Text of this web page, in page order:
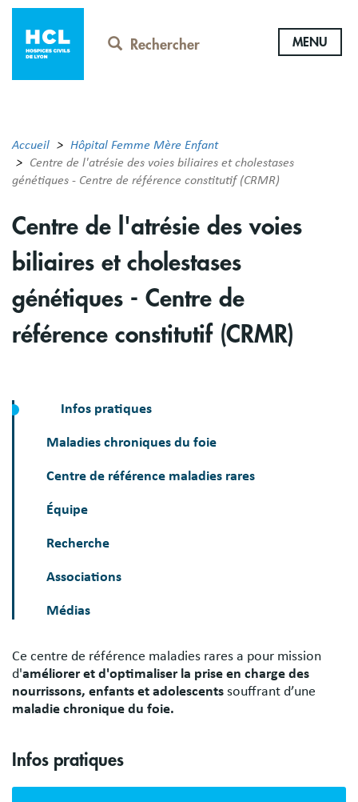
Aller
contenu
principal
Rechercher MENU
Accueil
Hôpital Femme Mère Enfant
Centre de l'atrésie des voies biliaires et cholestases
génétiques - Centre de référence constitutif (CRMR)
Centre de l'atrésie des voies
biliaires et cholestases
génétiques - Centre de
référence constitutif (CRMR)
Infos pratiques
Maladies chroniques du foie
Centre de référence maladies rares
Équipe
Recherche
Associations
Médias
Présentation
Ce centre de référence maladies rares a pour mission
d'améliorer et d'optimaliser la prise en charge des
nourrissons, enfants et adolescents souffrant d’une
maladie chronique du foie.
Bloc
Infos pratiques